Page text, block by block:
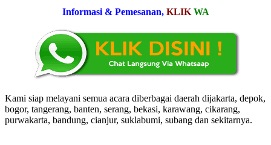
Informasi & Pemesanan, KLIK WA
Kami siap melayani semua acara diberbagai daerah dijakarta, depok,
bogor, tangerang, banten, serang, bekasi, karawang, cikarang,
purwakarta, bandung, cianjur, suklabumi, subang dan sekitarnya.